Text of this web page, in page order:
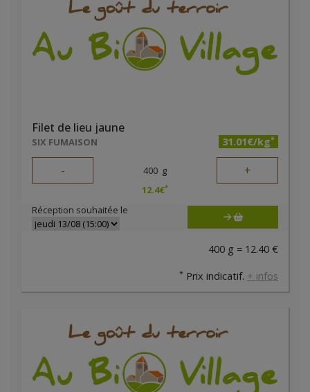
Filet de lieu jaune
SIX FUMAISON 31.01€/kg*
- 400 g +
12.4€*
Réception souhaitée le
400 g = 12.40 €
* Prix indicatif. + infos